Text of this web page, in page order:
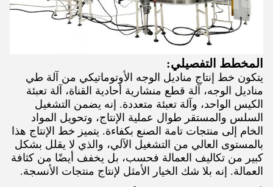
المخطط التفصيلي:
يتكون خط إنتاج مناديل الوجه الأوتوماتيكي من آلة طي
مناديل الوجه، آلة قطع منشارية أحادية القناة، آلة تعبئة
الكيس الواحد، وآلة تعبئة متعددة. إنه يضمن التشغيل
السلس والمستقر طوال عملية الإنتاج، وتحويل المواد
الخام إلى منتجات تامة الصنع بكفاءة. يتميز خط الإنتاج هذا
بالمستوى العالي من التشغيل الآلي، والذي لا يقلل بشكل
كبير من تكاليف العمالة فحسب، بل يخفف أيضًا من كثافة
العمالة. إنه بلا شك الخيار الأمثل لإنتاج منتجات الأنسجة.